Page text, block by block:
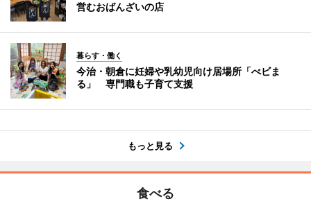
営むおばんざいの店
暮らす・働く
今治・朝倉に妊婦や乳幼児向け居場所「べビま
る」 専門職も子育て支援
もっと見る
食べる